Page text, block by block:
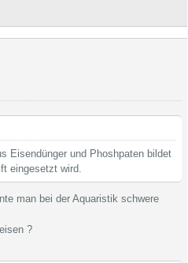
Eisendünger und Phoshpaten bildet
eingesetzt wird.
man bei der Aquaristik schwere
?